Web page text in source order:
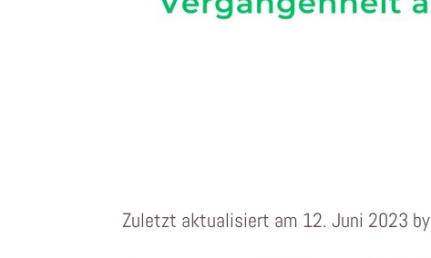
Zuletzt aktualisiert am 12. Juni 2023 by